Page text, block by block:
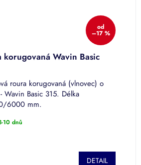
od
–17 %
korugovaná Wavin Basic
roura korugovaná (vlnovec) o
Wavin Basic 315. Délka
6000 mm.
10 dnů
DETAIL